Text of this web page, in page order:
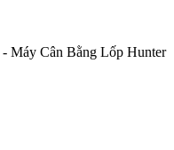
- Máy Cân Bằng Lốp Hunter